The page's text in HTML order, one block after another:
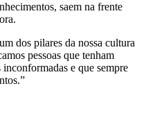
saem na frente
dos pilares da nossa cultura
pessoas que tenham
e que sempre